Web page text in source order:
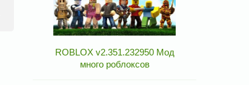
ROBLOX v2.351.232950 Мод
много роблоксов